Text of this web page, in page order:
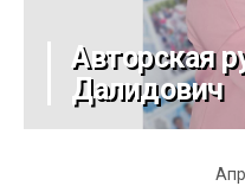
Авторская
Далидович